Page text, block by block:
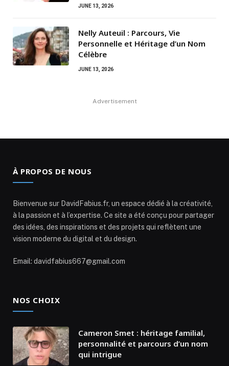
JUNE 13, 2026
Nelly Auteuil : Parcours, Vie
Personnelle et Héritage d’un Nom
Célèbre
JUNE 13, 2026
Advertisement
À PROPOS DE NOUS
Bienvenue sur DavidFabius.fr, un espace dédié à la créativité,
à la passion et à l’expertise. Ce site a été conçu pour partager
des idées, des inspirations et des projets qui reflètent une
vision moderne du digital et du design.
Email: davidfabius667@gmail.com
NOS CHOIX
Cameron Smet : héritage familial,
personnalité et parcours d’un nom
qui intrigue